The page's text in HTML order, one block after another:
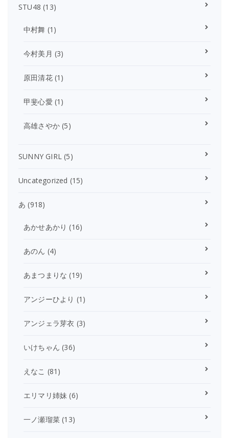
STU48 (13)
中村舞 (1)
今村美月 (3)
原田清花(1)
甲斐心愛 (1)
高雄さやか (5)
SUNNY GIRL (5)
Uncategorized (15)
あ (918)
あかせあかり (16)
あのん (4)
あまつまりな (19)
アンジーひより (1)
アンジェラ芽衣 (3)
いけちゃん (36)
えなこ (81)
エリマリ姉妹 (6)
一ノ瀬瑠菜 (13)